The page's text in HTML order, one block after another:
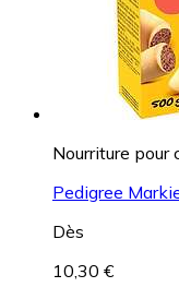
Nourriture pour
Pedigree
Dès
10,30 €